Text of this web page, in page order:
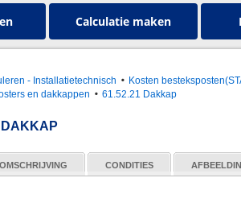
Calculatie maken
- Installatietechnisch
Kosten
en dakkappen
61.52.21 Dakkap
OMSCHRIJVING CONDITIES